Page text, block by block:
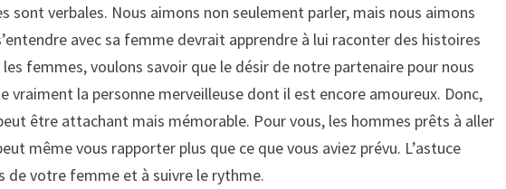
sont verbales. Nous aimons non seulement parler, mais nous aimons
avec sa femme devrait apprendre à lui raconter des histoires
femmes, voulons savoir que le désir de notre partenaire pour nous
vraiment la personne merveilleuse dont il est encore amoureux. Donc,
être attachant mais mémorable. Pour vous, les hommes prêts à aller
même vous rapporter plus que ce que vous aviez prévu. L’astuce
de votre femme et à suivre le rythme.